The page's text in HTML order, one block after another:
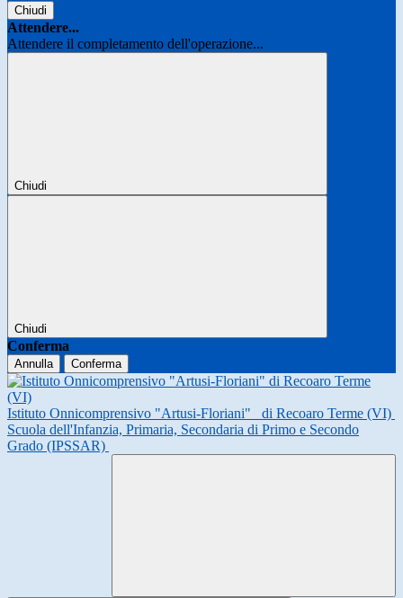
Chiudi
Attendere...
Attendere il completamento dell'operazione...
Chiudi
Chiudi
Conferma
Annulla Conferma
Istituto Onnicomprensivo "Artusi-Floriani"
di Recoaro Terme (VI)
Scuola dell'Infanzia, Primaria, Secondaria di Primo e Secondo
Grado (IPSSAR)